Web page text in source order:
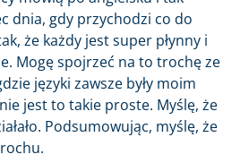
dnia, gdy przychodzi co do
że każdy jest super płynny i
Mogę spojrzeć na to trochę ze
języki zawsze były moim
jest to takie proste. Myślę, że
Podsumowując, myślę, że